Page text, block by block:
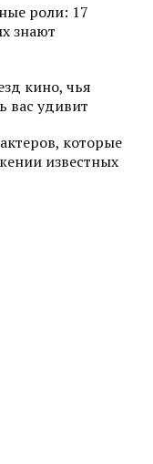
роли: 17
знают
кино, чья
вас удивит
которые
известных